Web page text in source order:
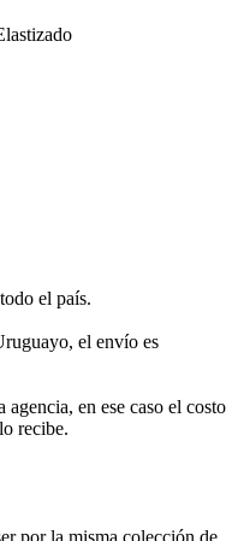
el país.
el envío es
en ese caso el costo
recibe.
por la misma colección de